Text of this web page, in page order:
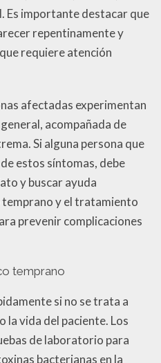
Es importante destacar que
repentinamente y
requiere atención
afectadas experimentan
acompañada de
Si alguna persona que
estos síntomas, debe
y buscar ayuda
y el tratamiento
prevenir complicaciones
temprano
si no se trata a
la vida del paciente. Los
de laboratorio para
bacterianas en la